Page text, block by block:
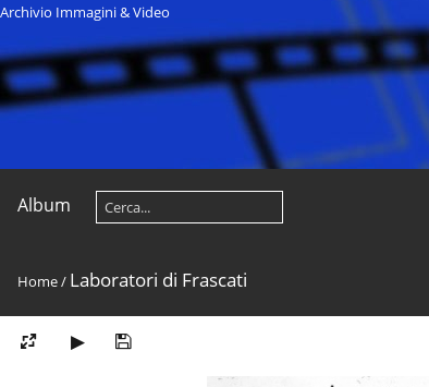
Archivio Immagini & Video
Album
Home/ Laboratori di Frascati